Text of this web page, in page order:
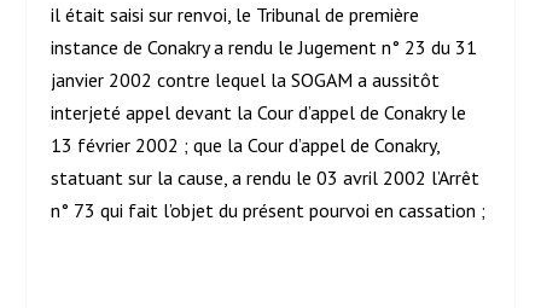
il était saisi sur renvoi, le Tribunal de première
instance de Conakry a rendu le Jugement n° 23 du 31
janvier 2002 contre lequel la SOGAM a aussitôt
interjeté appel devant la Cour d’appel de Conakry le
13 février 2002 ; que la Cour d’appel de Conakry,
statuant sur la cause, a rendu le 03 avril 2002 l’Arrêt
n° 73 qui fait l’objet du présent pourvoi en cassation ;